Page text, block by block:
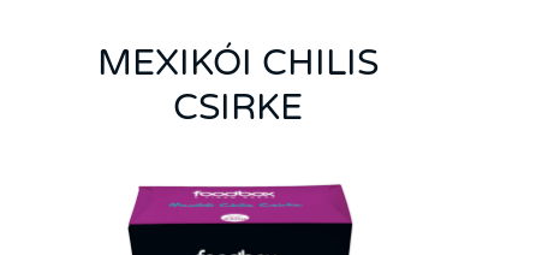
MEXIKÓI CHILIS
CSIRKE